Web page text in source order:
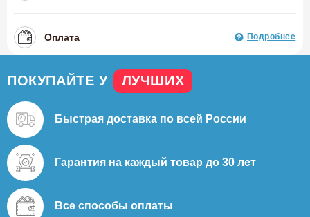
Оплата Подробнее
ПОКУПАЙТЕ У ЛУЧШИХ
Быстрая доставка по всей России
Гарантия на каждый товар до 30 лет
Все способы оплаты